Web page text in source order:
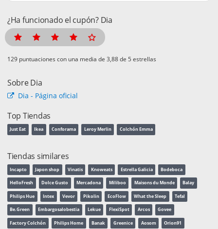
¿Ha funcionado el cupón? Dia
puntuaciones con una media de de 5 estrellas
Sobre Dia
Dia - Página oficial
Top Tiendas
Just Eat Ikea Conforama Leroy Merlin Colchón Emma
Tiendas similares
Incapto Japon shop Vinatis Knoweats Estrella Galicia Bodeboca
HelloFresh Dolce Gusto Mercadona Miliboo Maisons du Monde Balay
Philips Hue Intex Vevor Pikolin EcoFlow What the Sleep Tefal
Be.Green Embargosalobestia Lekue FlexiSpot Arcos Govee
Factory Colchón Philips Home Banak Greenice Aosom Orion91